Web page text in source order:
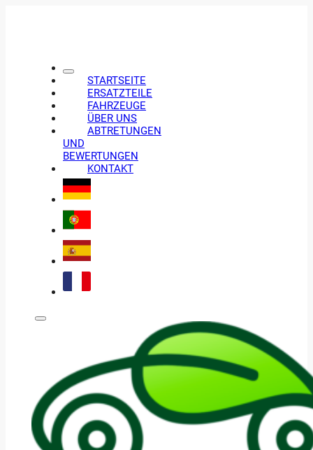
STARTSEITE
ERSATZTEILE
FAHRZEUGE
ÜBER UNS
ABTRETUNGEN
UND
BEWERTUNGEN
KONTAKT